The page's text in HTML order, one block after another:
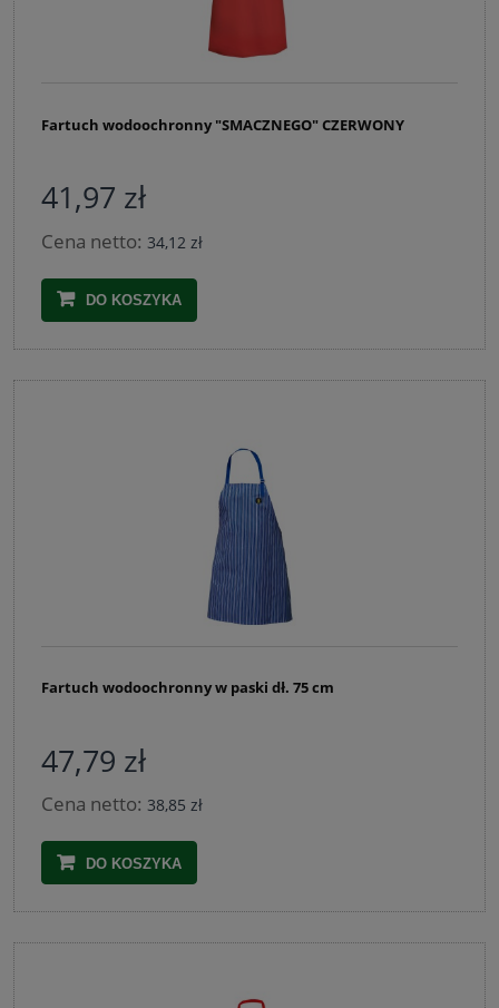
Fartuch wodoochronny "SMACZNEGO" CZERWONY
41,97 zł
Cena netto: 34,12 zł
DO KOSZYKA
Fartuch wodoochronny w paski dł. 75 cm
47,79 zł
Cena netto: 38,85 zł
DO KOSZYKA